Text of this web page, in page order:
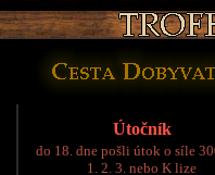
Útočník
do 18. dne pošli útok o síle
1. 2. 3. nebo K lize